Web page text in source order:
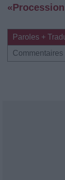
Paroles +
Commentaires